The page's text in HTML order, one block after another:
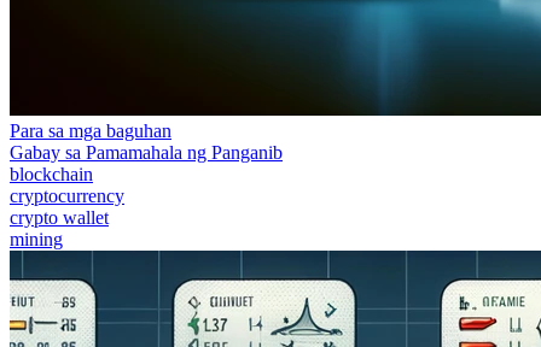
Para sa mga baguhan
Gabay sa Pamamahala ng Panganib
blockchain
cryptocurrency
crypto wallet
mining